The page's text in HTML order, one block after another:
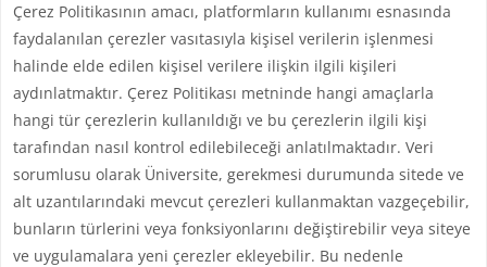
Çerez Politikasının amacı, platformların kullanımı esnasında
faydalanılan çerezler vasıtasıyla kişisel verilerin işlenmesi
halinde elde edilen kişisel verilere ilişkin ilgili kişileri
aydınlatmaktır. Çerez Politikası metninde hangi amaçlarla
hangi tür çerezlerin kullanıldığı ve bu çerezlerin ilgili kişi
tarafından nasıl kontrol edilebileceği anlatılmaktadır. Veri
sorumlusu olarak Üniversite, gerekmesi durumunda sitede ve
alt uzantılarındaki mevcut çerezleri kullanmaktan vazgeçebilir,
bunların türlerini veya fonksiyonlarını değiştirebilir veya siteye
ve uygulamalara yeni çerezler ekleyebilir. Bu nedenle